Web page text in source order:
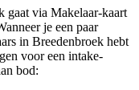
gaat via Makelaar-kaart
je een paar
in Breedenbroek hebt
voor een intake-
bod: